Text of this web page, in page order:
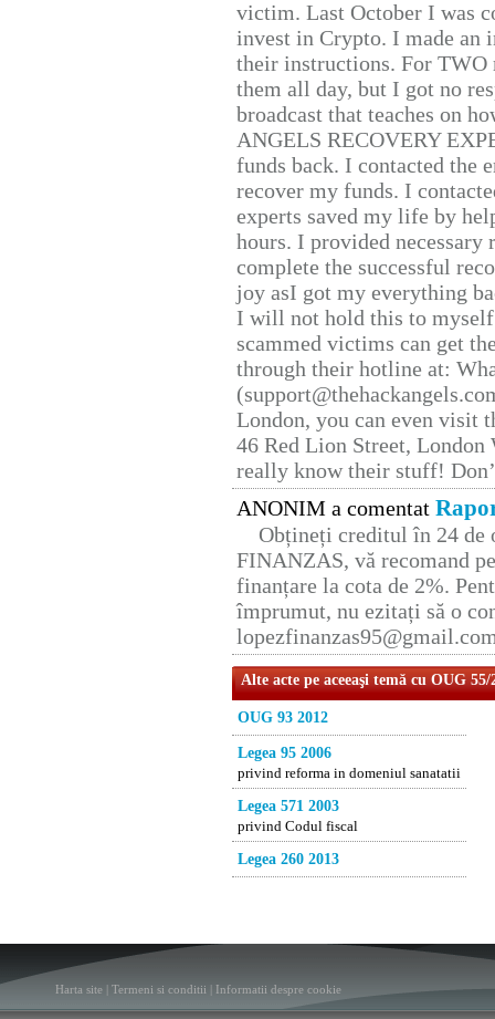
victim. Last October I was
invest in Crypto. I made
their instructions. For TWO
them all day, but I got no
broadcast that teaches on
ANGELS RECOVERY
funds back. I contacted the
recover my funds. I
experts saved my life by
hours. I provided
complete the successful
joy asI got my everything
I will not hold this to
scammed victims can get
through their hotline at:
London, you can even visit
46 Red Lion Street, London
really know their stuff!
ANONIM a comentat
Obțineți creditul în 24 de
FINANZAS, vă recomand
finanțare la cota de 2%.
împrumut, nu ezitați să o
Alte acte pe aceeaşi temă cu OUG 55/
OUG 93 2012
Legea 95 2006
privind reforma in domeniul sanatatii
Legea 571 2003
privind Codul fiscal
Legea 260 2013
Harta site Termeni si conditii Informatii despre cookie